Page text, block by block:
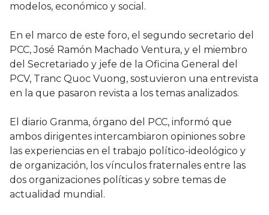
modelos, económico y social.
En el marco de este foro, el segundo secretario del
PCC, José Ramón Machado Ventura, y el miembro
del Secretariado y jefe de la Oficina General del
PCV, Tranc Quoc Vuong, sostuvieron una entrevista
en la que pasaron revista a los temas analizados.
El diario Granma, órgano del PCC, informó que
ambos dirigentes intercambiaron opiniones sobre
las experiencias en el trabajo político-ideológico y
de organización, los vínculos fraternales entre las
dos organizaciones políticas y sobre temas de
actualidad mundial.